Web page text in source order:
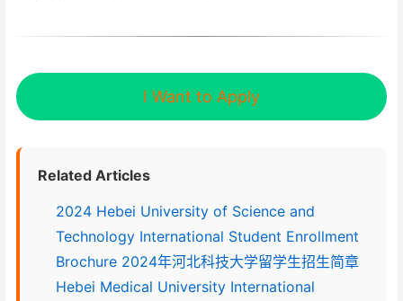
I Want to Apply
Related Articles
2024 Hebei University of Science and
Technology International Student Enrollment
Brochure 2024年河北科技大学留学生招生简章
Hebei Medical University International